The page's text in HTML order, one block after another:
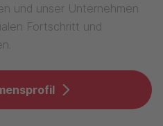
und unser Unternehmen
Fortschritt und